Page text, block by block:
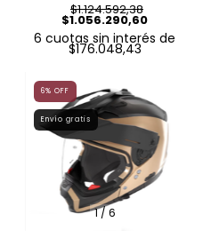
$1.056.290,60
$1.124.592,38
6 cuotas sin interés de
$176.048,43
1/ 6
6% OFF
Envío gratis